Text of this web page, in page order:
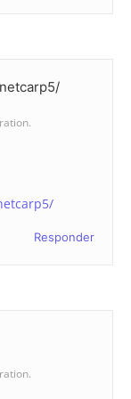
Responder